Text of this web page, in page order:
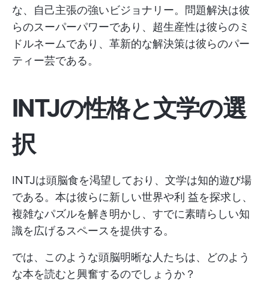
な、自己主張の強いビジョナリー。問題解決は彼
らのスーパーパワーであり、超生産性は彼らのミ
ドルネームであり、革新的な解決策は彼らのパー
ティー芸である。
INTJの性格と文学の選
択
INTJは頭脳食を渇望しており、文学は知的遊び場
である。本は彼らに新しい世界や利 益を探求し、
複雑なパズルを解き明かし、すでに素晴らしい知
識を広げるスペースを提供する。
では、このような頭脳明晰な人たちは、どのよう
な本を読むと興奮するのでしょうか？